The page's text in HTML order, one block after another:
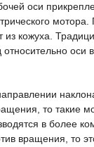
оси
из кожуха.
относительно
то такие
в более
вращения, то